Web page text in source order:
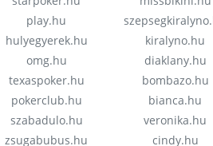
play.hu
hulyegyerek.hu
omg.hu
texaspoker.hu
pokerclub.hu
szabadulo.hu
zsugabubus.hu
kiralyno.hu
diaklany.hu
bombazo.hu
bianca.hu
veronika.hu
cindy.hu